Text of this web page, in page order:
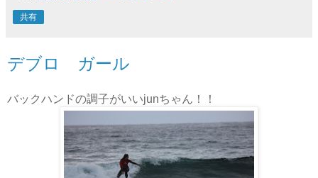
共有
デブロ ガール
バックハンドの調子がいいjunちゃん！！